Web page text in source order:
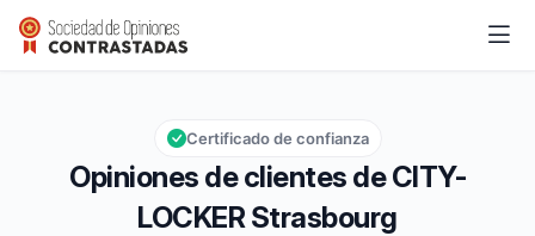
CITY-LOCKER Strasbourg
Calificación global: 9,7 de 10
9,7/10
Opiniones de clientes de CITY-
LOCKER Strasbourg
Certificado de confianza